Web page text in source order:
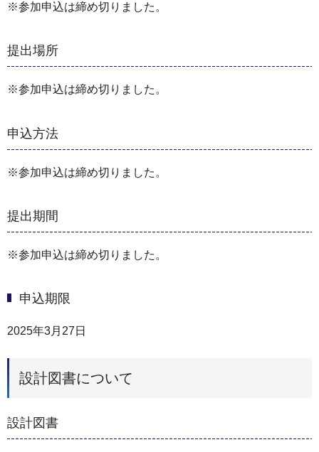
※参加申込は締め切りました。
提出場所
※参加申込は締め切りました。
申込方法
※参加申込は締め切りました。
提出期間
※参加申込は締め切りました。
申込期限
2025年3月27日
設計図書について
設計図書